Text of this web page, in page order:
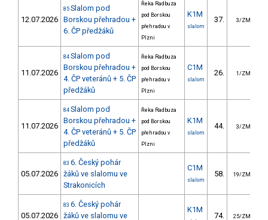
12.07.2026
85 Slalom pod
Borskou přehradou +
6. ČP předžáků
Řeka Radbuza
pod Borskou
přehradou v
Plzni
K1M
slalom
37. 3/ZM
11.07.2026
84 Slalom pod
Borskou přehradou +
4. ČP veteránů + 5. ČP
předžáků
Řeka Radbuza
pod Borskou
přehradou v
Plzni
C1M
slalom
26. 1/ZM
11.07.2026
84 Slalom pod
Borskou přehradou +
4. ČP veteránů + 5. ČP
předžáků
Řeka Radbuza
pod Borskou
přehradou v
Plzni
K1M
slalom
44. 3/ZM
05.07.2026
83 6. Český pohár
žáků ve slalomu ve
Strakonicích
C1M
slalom
58. 19/ZM
05.07.2026
83 6. Český pohár
žáků ve slalomu ve
K1M
74. 25/ZM